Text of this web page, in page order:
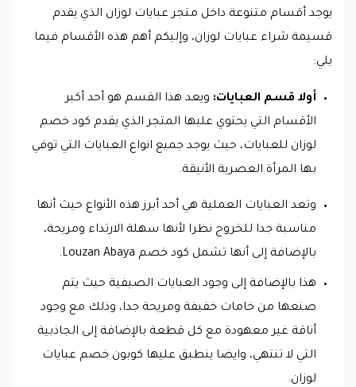
يوجد أقسام متنوعة داخل متجر عبايات لوزان الذي يقدم
قسيمة شراء عبايات لوزان، وإليكم أهم هذه الأقسام فيما
يلي:
أولا قسم العبايات: ويعد هذا القسم هو أحد أكبر
الأقسام التي يحتوي عليها المتجر الذي يقدم كود خصم
لوزان للعبايات، حيث يوجد جميع انواع العبايات التي توفي
بها المرأة العصرية الأنيقة.
وتعد العبايات العملية هي أحد أبرز هذه الأنواع حيث أنها
مناسبة جدا للخروج نظرا لأنها سهلة الارتداء ومريحة،
بالإضافة إلى أنها تشمل كود خصم Louzan Abaya.
هذا بالإضافة إلى وجود العبايات الصيفية حيث يتم
صنعها من خامات خفيفة ومريحة جدا، وذلك مع وجود
أناقة غير معهودة مع كل قطعة بالإضافة إلى الجاذبية
التي لا تنتهي، وايضا ينطبق عليها كوبون خصم عبايات
لوزان.